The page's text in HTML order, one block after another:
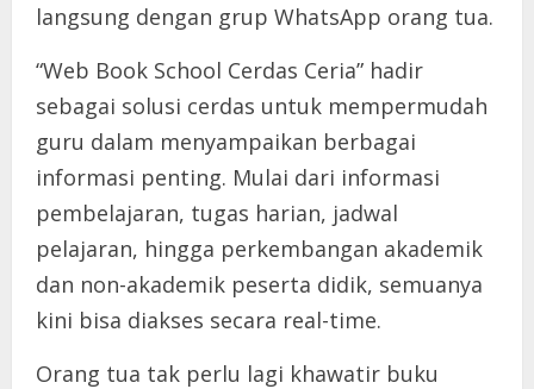
langsung dengan grup WhatsApp orang tua.
“Web Book School Cerdas Ceria” hadir
sebagai solusi cerdas untuk mempermudah
guru dalam menyampaikan berbagai
informasi penting. Mulai dari informasi
pembelajaran, tugas harian, jadwal
pelajaran, hingga perkembangan akademik
dan non-akademik peserta didik, semuanya
kini bisa diakses secara real-time.
Orang tua tak perlu lagi khawatir buku